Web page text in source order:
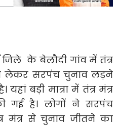
जिले के बेलौदी गांव में तंत्र
लेकर सरपंच चुनाव लड़ने
बड़ी मात्रा में तंत्र मंत्र
गई है। लोगों ने सरपंच
मंत्र से चुनाव जीतने का